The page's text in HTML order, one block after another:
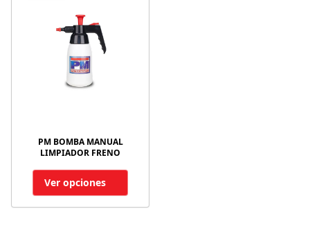
PM BOMBA MANUAL
LIMPIADOR FRENO
Ver opciones